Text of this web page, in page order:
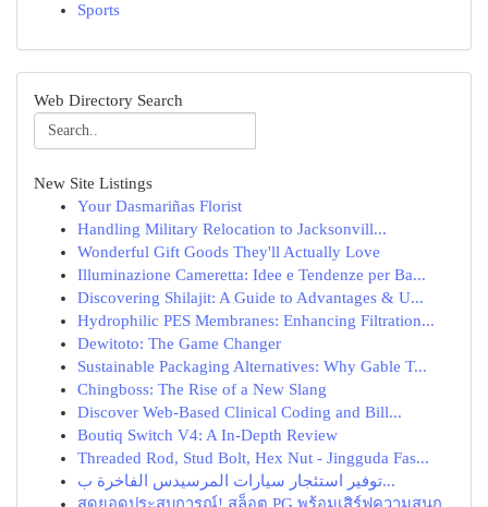
Sports
Web Directory Search
New Site Listings
Your Dasmariñas Florist
Handling Military Relocation to Jacksonvill...
Wonderful Gift Goods They'll Actually Love
Illuminazione Cameretta: Idee e Tendenze per Ba...
Discovering Shilajit: A Guide to Advantages & U...
Hydrophilic PES Membranes: Enhancing Filtration...
Dewitoto: The Game Changer
Sustainable Packaging Alternatives: Why Gable T...
Chingboss: The Rise of a New Slang
Discover Web-Based Clinical Coding and Bill...
Boutiq Switch V4: A In-Depth Review
Threaded Rod, Stud Bolt, Hex Nut - Jingguda Fas...
توفير استئجار سيارات المرسيدس الفاخرة ب...